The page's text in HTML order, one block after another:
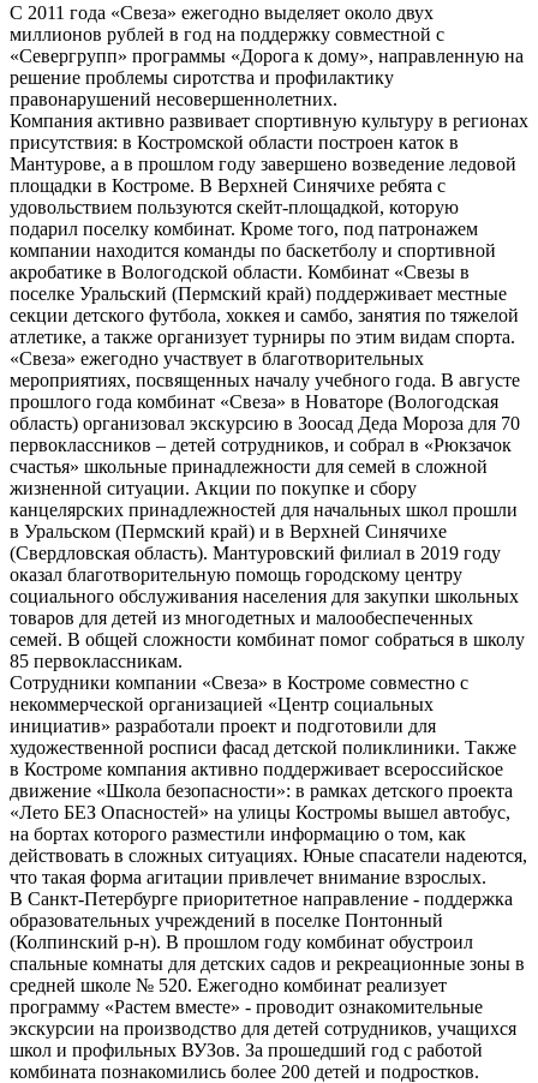
С 2011 года «Свеза» ежегодно выделяет около двух
миллионов рублей в год на поддержку совместной с
«Севергрупп» программы «Дорога к дому», направленную на
решение проблемы сиротства и профилактику
правонарушений несовершеннолетних.
Компания активно развивает спортивную культуру в регионах
присутствия: в Костромской области построен каток в
Мантурове, а в прошлом году завершено возведение ледовой
площадки в Костроме. В Верхней Синячихе ребята с
удовольствием пользуются скейт-площадкой, которую
подарил поселку комбинат. Кроме того, под патронажем
компании находится команды по баскетболу и спортивной
акробатике в Вологодской области. Комбинат «Свезы в
поселке Уральский (Пермский край) поддерживает местные
секции детского футбола, хоккея и самбо, занятия по тяжелой
атлетике, а также организует турниры по этим видам спорта.
«Свеза» ежегодно участвует в благотворительных
мероприятиях, посвященных началу учебного года. В августе
прошлого года комбинат «Свеза» в Новаторе (Вологодская
область) организовал экскурсию в Зоосад Деда Мороза для 70
первоклассников – детей сотрудников, и собрал в «Рюкзачок
счастья» школьные принадлежности для семей в сложной
жизненной ситуации. Акции по покупке и сбору
канцелярских принадлежностей для начальных школ прошли
в Уральском (Пермский край) и в Верхней Синячихе
(Свердловская область). Мантуровский филиал в 2019 году
оказал благотворительную помощь городскому центру
социального обслуживания населения для закупки школьных
товаров для детей из многодетных и малообеспеченных
семей. В общей сложности комбинат помог собраться в школу
85 первоклассникам.
Сотрудники компании «Свеза» в Костроме совместно с
некоммерческой организацией «Центр социальных
инициатив» разработали проект и подготовили для
художественной росписи фасад детской поликлиники. Также
в Костроме компания активно поддерживает всероссийское
движение «Школа безопасности»: в рамках детского проекта
«Лето БЕЗ Опасностей» на улицы Костромы вышел автобус,
на бортах которого разместили информацию о том, как
действовать в сложных ситуациях. Юные спасатели надеются,
что такая форма агитации привлечет внимание взрослых.
В Санкт-Петербурге приоритетное направление - поддержка
образовательных учреждений в поселке Понтонный
(Колпинский р-н). В прошлом году комбинат обустроил
спальные комнаты для детских садов и рекреационные зоны в
средней школе № 520. Ежегодно комбинат реализует
программу «Растем вместе» - проводит ознакомительные
экскурсии на производство для детей сотрудников, учащихся
школ и профильных ВУЗов. За прошедший год с работой
комбината познакомились более 200 детей и подростков.